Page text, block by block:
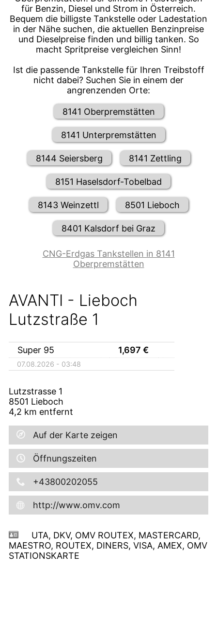
für Benzin, Diesel und Strom in Österreich.
Bequem die billigste Tankstelle oder Ladestation
in der Nähe suchen, die aktuellen Benzinpreise
und Dieselpreise finden und billig tanken. So
macht Spritpreise vergleichen Sinn!
Ist die passende Tankstelle für Ihren Treibstoff
nicht dabei? Suchen Sie in einem der
angrenzenden Orte:
8141 Oberpremstätten
8141 Unterpremstätten
8144 Seiersberg 8141 Zettling
8151 Haselsdorf-Tobelbad
8143 Weinzettl 8501 Lieboch
8401 Kalsdorf bei Graz
CNG-Erdgas Tankstellen in 8141
Oberpremstätten
AVANTI - Lieboch
Lutzstraße 1
Super 95 1,697 €
07.08.2026 - 03:48
Lutzstrasse 1
8501 Lieboch
4,2 km entfernt
Auf der Karte zeigen
Öffnungszeiten
+43800202055
http://www.omv.com
UTA, DKV, OMV ROUTEX, MASTERCARD,
MAESTRO, ROUTEX, DINERS, VISA, AMEX, OMV
STATIONSKARTE